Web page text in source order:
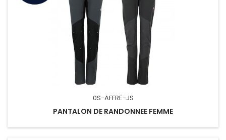
0S-AFFRE-JS
PANTALON DE RANDONNEE FEMME